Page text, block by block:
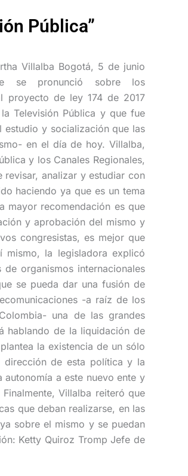
Pública”
Villalba Bogotá, 5 de junio
se pronunció sobre los
proyecto de ley 174 de 2017
Televisión Pública y que fue
y socialización que las
en el día de hoy. Villalba,
y los Canales Regionales,
revisar, analizar y estudiar con
haciendo ya que es un tema
mayor recomendación es que
y aprobación del mismo y
congresistas, es mejor que
mismo, la legisladora explicó
organismos internacionales
se pueda dar una fusión de
-a raíz de los
una de las grandes
hablando de la liquidación de
la existencia de un sólo
dirección de esta política y la
a este nuevo ente y
Villalba reiteró que
que deban realizarse, en las
sobre el mismo y se puedan
Ketty Quiroz Tromp Jefe de